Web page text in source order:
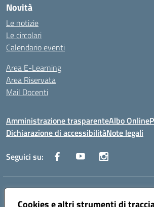
Cookies e altri strumenti di
Novità
Le notizie
Le circolari
Calendario eventi
Area E-Learning
Area Riservata
Mail Docenti
Amministrazione trasparenteAlbo Online
Dichiarazione di accessibilitàNote legali
Seguici su:
Indirizzo:
Centralino:0885 417864 Email: